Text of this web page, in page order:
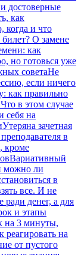
достоверные
как
когда и что
О замене
как
но готовься уже
советаНе
если ничего
как правильно
в этом случае
себя на
Утеряна зачетная
в
кроме
Вариативный
можно ли
в
все. И не
денег, а для
и этапы
на 3 минуты,
реагировать на
от пустого